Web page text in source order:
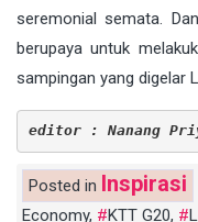
seremonial semata.
berupaya untuk
sampingan yang digelar
editor : Nanang
Posted in Inspirasi
Economy, KTT G20,